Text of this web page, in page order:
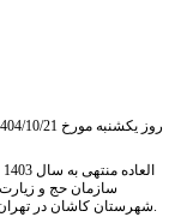
ر
شهرستان کاشان در تهران ، سالن جلسات عمومی شرکت شمسا برگزار گردید.